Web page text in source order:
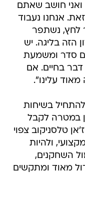
חושב שאתם
הזאת. אנחנו נעבוד
לחץ, נשתפר
הזה בליגה. יש
סדר ומשמעת
בחיים. אם
מאוד עלינו".
בשיחות
במטרה לקבל
טלסניקוב צפוי
ולהיות
השחקנים,
מאוד ומתקשים